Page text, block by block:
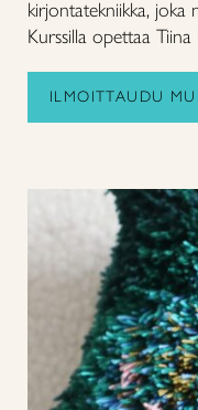
kirjontatekniikka, joka
Kurssilla opettaa Tiina
ILMOITTAUDU